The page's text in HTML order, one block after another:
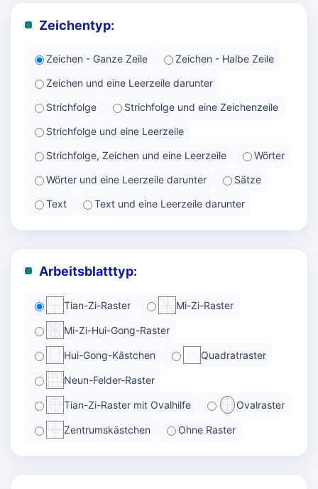
Zeichentyp:
Zeichen - Ganze Zeile
Zeichen - Halbe Zeile
Zeichen und eine Leerzeile darunter
Strichfolge
Strichfolge und eine Zeichenzeile
Strichfolge und eine Leerzeile
Strichfolge, Zeichen und eine Leerzeile
Wörter
Wörter und eine Leerzeile darunter
Sätze
Text
Text und eine Leerzeile darunter
Arbeitsblatttyp:
Tian-Zi-Raster Mi-Zi-Raster
Mi-Zi-Hui-Gong-Raster
Hui-Gong-Kästchen Quadratraster
Neun-Felder-Raster
Tian-Zi-Raster mit Ovalhilfe Ovalraster
Zentrumskästchen Ohne Raster